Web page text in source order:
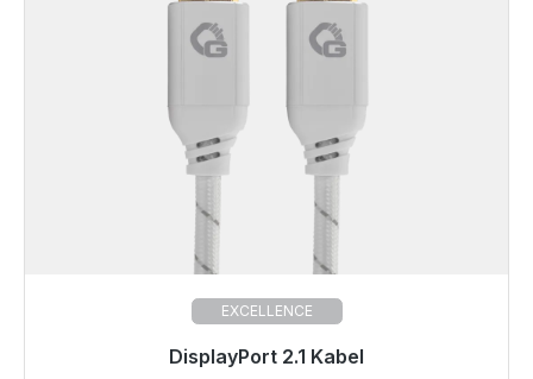
EXCELLENCE
DisplayPort 2.1 Kabel
Sofort versandfertig, Lieferzeit 48h*